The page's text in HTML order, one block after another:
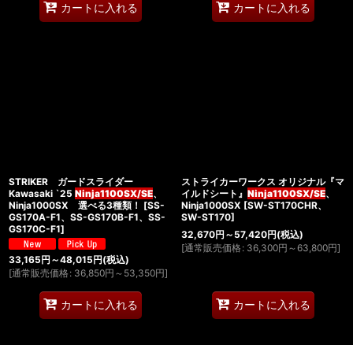
カートに入れる カートに入れる
STRIKER ガードスライダー
Kawasaki `25 Ninja1100SX/SE、
Ninja1000SX 選べる3種類！ [SS-
GS170A-F1、SS-GS170B-F1、SS-
GS170C-F1]
33,165円 ～48,015円(税込)
[通常販売価格 : 36,850円 ～53,350円]
カートに入れる
ストライカーワークス オリジナル『マ
イルドシート』 Ninja1100SX/SE、
Ninja1000SX [SW-ST170CHR、
SW-ST170]
32,670円 ～57,420円(税込)
[通常販売価格 : 36,300円 ～63,800円]
カートに入れる